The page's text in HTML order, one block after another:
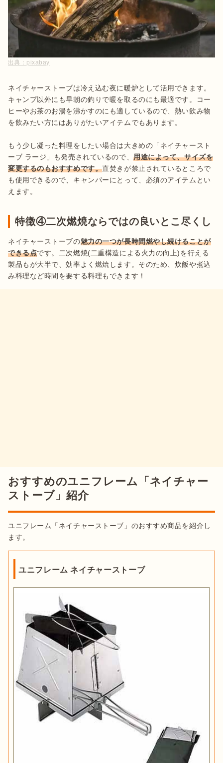
出典： pixabay
ネイチャーストーブは冷え込む夜に暖炉として活用できます。
キャンプ以外にも早朝の釣りで暖を取るのにも最適です。コー
ヒーやお茶のお湯を沸かすのにも適しているので、熱い飲み物
を飲みたい方にはありがたいアイテムでもあります。
もう少し凝った料理をしたい場合は大きめの「ネイチャースト
ーブ ラージ」も発売されているので、用途によって、サイズを
変更するのもおすすめです。直焚きが禁止されているところで
も使用できるので、キャンパーにとって、必須のアイテムとい
えます。
特徴④二次燃焼ならではの良いとこ尽くし
ネイチャーストーブの魅力の一つが長時間燃やし続けることが
できる点です。二次燃焼(二重構造による火力の向上)を行える
製品もが大半で、効率よく燃焼します。そのため、炊飯や煮込
み料理など時間を要する料理もできます！
おすすめのユニフレーム「ネイチャー
ストーブ」紹介
ユニフレーム「ネイチャーストーブ」のおすすめ商品を紹介し
ます。
ユニフレーム ネイチャーストーブ